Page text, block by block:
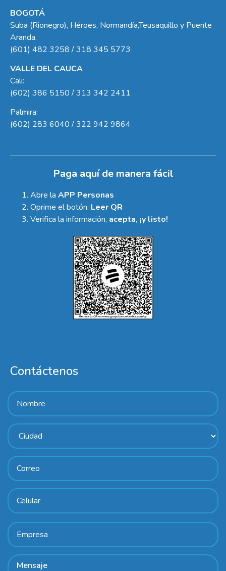
BOGOTÁ
Suba (Rionegro), Héroes, Normandía,Teusaquillo y Puente
Aranda.
(601) 482 3258 / 318 345 5773
VALLE DEL CAUCA
Cali:
(602) 386 5150 / 313 342 2411
Palmira:
(602) 283 6040 / 322 942 9864
Paga aquí de manera fácil
Abre la APP Personas
Oprime el botón: Leer QR
Verifica la información, acepta, ¡y listo!
Contáctenos